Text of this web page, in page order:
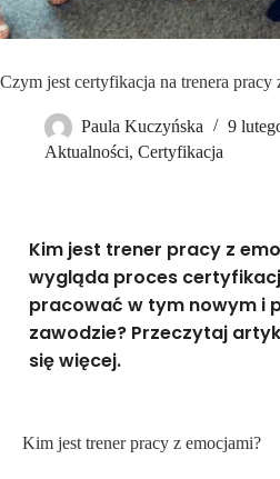
Czym jest certyfikacja na trenera pracy
Paula Kuczyńska
9
Aktualności, Certyfikacja
Kim jest trener pracy z
wygląda proces
pracować w tym nowym i
zawodzie? Przeczytaj
się więcej.
Kim jest trener pracy z emocjami?